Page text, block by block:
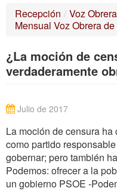
¿QUÉ ES LA UCI?
BÚSQUEDA
Recepción / Voz Obrera
Mensual Voz Obrera
¿La moción de
verdaderamente
Julio de 2017
La moción de censura
como partido
gobernar; pero también
Podemos: ofrecer a la
un gobierno PSOE -